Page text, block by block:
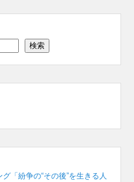
検索
「紛争の“その後”を生きる人